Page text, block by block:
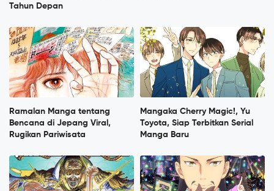
Tahun Depan
Ramalan Manga tentang
Bencana di Jepang Viral,
Rugikan Pariwisata
Mangaka Cherry Magic!, Yu
Toyota, Siap Terbitkan Serial
Manga Baru